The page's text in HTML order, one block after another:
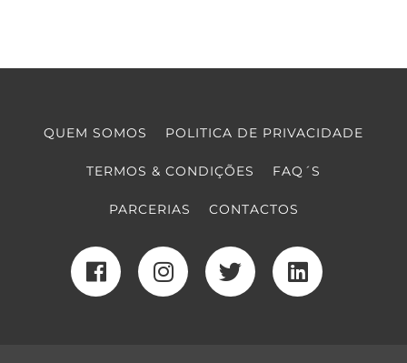
QUEM SOMOS POLITICA DE PRIVACIDADE
TERMOS & CONDIÇÕES FAQ´S
PARCERIAS CONTACTOS